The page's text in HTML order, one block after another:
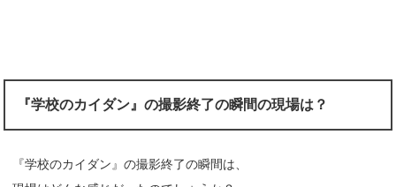
『学校のカイダン』の撮影終了の瞬間の現場は？
『学校のカイダン』の撮影終了の瞬間は、